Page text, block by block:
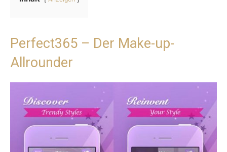
Perfect365 – Der Make-up-
Allrounder